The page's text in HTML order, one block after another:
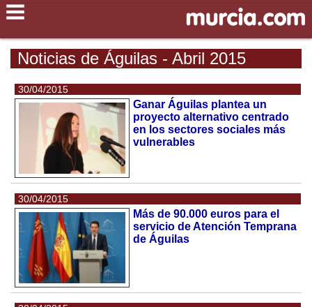
Noticias de Águilas - Abril 2015
30/04/2015
Ganar Águilas plantea un
proyecto alternativo centrado
en los sectores sociales más
vulnerables
30/04/2015
Más de 90.000 euros para el
servicio de Atención Temprana
de Águilas